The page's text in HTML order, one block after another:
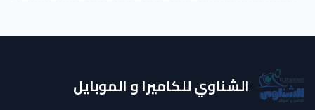
الشناوي للكاميرا و الموبايل